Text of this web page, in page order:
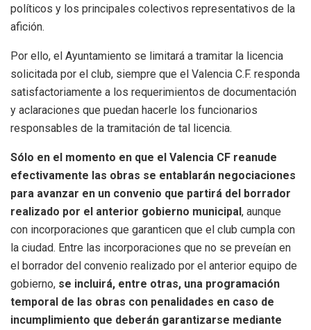
políticos y los principales colectivos representativos de la
afición.
Por ello, el Ayuntamiento se limitará a tramitar la licencia
solicitada por el club, siempre que el Valencia C.F. responda
satisfactoriamente a los requerimientos de documentación
y aclaraciones que puedan hacerle los funcionarios
responsables de la tramitación de tal licencia.
Sólo en el momento en que el Valencia CF reanude
efectivamente las obras se entablarán negociaciones
para avanzar en un convenio que partirá del borrador
realizado por el anterior gobierno municipal, aunque
con incorporaciones que garanticen que el club cumpla con
la ciudad. Entre las incorporaciones que no se preveían en
el borrador del convenio realizado por el anterior equipo de
gobierno, se incluirá, entre otras, una programación
temporal de las obras con penalidades en caso de
incumplimiento que deberán garantizarse mediante